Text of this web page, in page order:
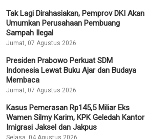
Tak Lagi Dirahasiakan, Pemprov DKI Akan
Umumkan Perusahaan Pembuang
Sampah Ilegal
Jumat, 07 Agustus 2026
Presiden Prabowo Perkuat SDM
Indonesia Lewat Buku Ajar dan Budaya
Membaca
Jumat, 07 Agustus 2026
Kasus Pemerasan Rp145,5 Miliar Eks
Wamen Silmy Karim, KPK Geledah Kantor
Imigrasi Jaksel dan Jakpus